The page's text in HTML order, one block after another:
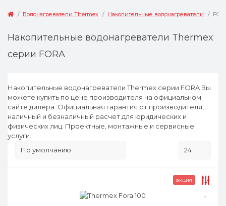
Водонагреватели Thermex Накопительные водонагреватели
Накопительные водонагреватели Thermex
серии FORA
Накопительные водонагреватели Thermex серии FORA Вы
можете купить по цене производителя на официальном
сайте дилера. Официальная гарантия от производителя,
наличный и безналичный расчет для юридических и
физических лиц. Проектные, монтажные и сервисные
услуги.
акция